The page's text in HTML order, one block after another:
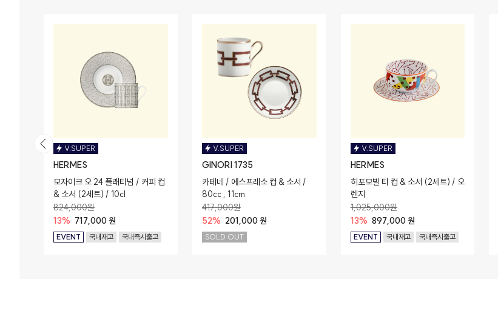
V.SUPER
HERMES
모자이크 오 24 플래티넘 / 커피 컵
& 소서 (2세트) / 10cl
824,000원
13% 717,000 원
EVENT 국내재고 국내즉시출고
V.SUPER
GINORI 1735
카테네 / 에스프레소 컵 & 소서 /
80cc , 11cm
417,000원
52% 201,000 원
SOLD OUT
V.SUPER
HERMES
히포모빌 티 컵 & 소서 (2세트) / 오
렌지
1,025,000원
13% 897,000 원
EVENT 국내재고 국내즉시출고